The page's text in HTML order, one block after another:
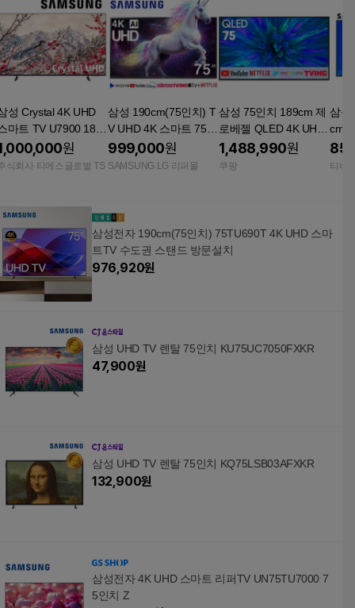
성 Crystal 4K UHD
마트 TV U7900 189c
인치), 스탠드
원
식회사 티에스글로벌 TS
삼성 190cm(75인치) T
V UHD 4K 스마트 75D
U6900 수도권스탠드설
치
999,000원
SAMSUNG LG 리퍼몰
삼성 75인치 189cm 제
로베젤 QLED 4K UHD
스마트 TV 75Q6F 고객
직접설치 스탠드형 189
1,488,990원
쿠팡
삼성
티비
삼성전자 190cm(75인치) 75TU690T 4K UHD 스마
트TV 수도권 스탠드 방문설치
976,920원
삼성 UHD TV 렌탈 75인치 KU75UC7050FXKR
47,900원
삼성 UHD TV 렌탈 75인치 KQ75LSB03AFXKR
132,900원
삼성전자 4K UHD 스마트 리퍼TV UN75TU7000 7
5인치 Z